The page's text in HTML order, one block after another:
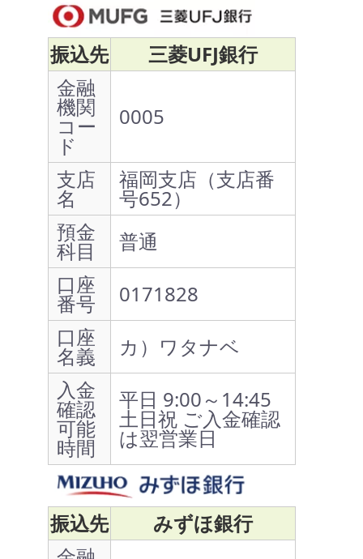
振込先
三菱UFJ銀行
金融
機関
コー
ド
0005
支店
名
福岡支店（支店番
号652）
預金
科目
普通
口座
番号
0171828
口座
名義
カ）ワタナベ
入金
確認
可能
時間
平日 9:00～14:45
土日祝 ご入金確認
は翌営業日
振込先
みずほ銀行